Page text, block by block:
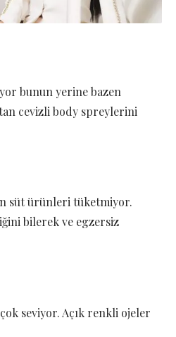
bunun yerine bazen
cevizli body spreylerini
süt ürünleri tüketmiyor.
bilerek ve egzersiz
seviyor. Açık renkli ojeler